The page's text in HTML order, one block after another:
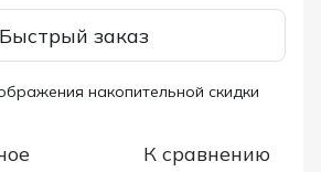
Быстрый заказ
накопительной скидки
К сравнению